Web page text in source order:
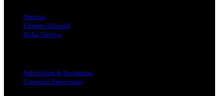
Notícias
Estatuto Editorial
Ficha Técnica
Publicidade & Assinaturas
Conteúdo Patrocinado